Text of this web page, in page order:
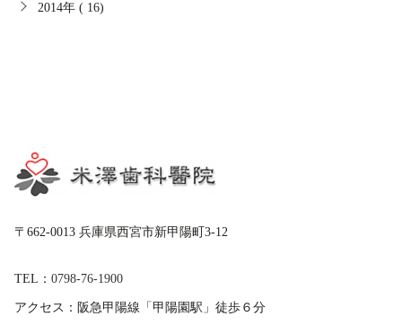
2014年 ( 16)
〒662-0013 兵庫県西宮市新甲陽町3-12
TEL： 0798-76-1900
アクセス： 阪急甲陽線「甲陽園駅」徒歩６分